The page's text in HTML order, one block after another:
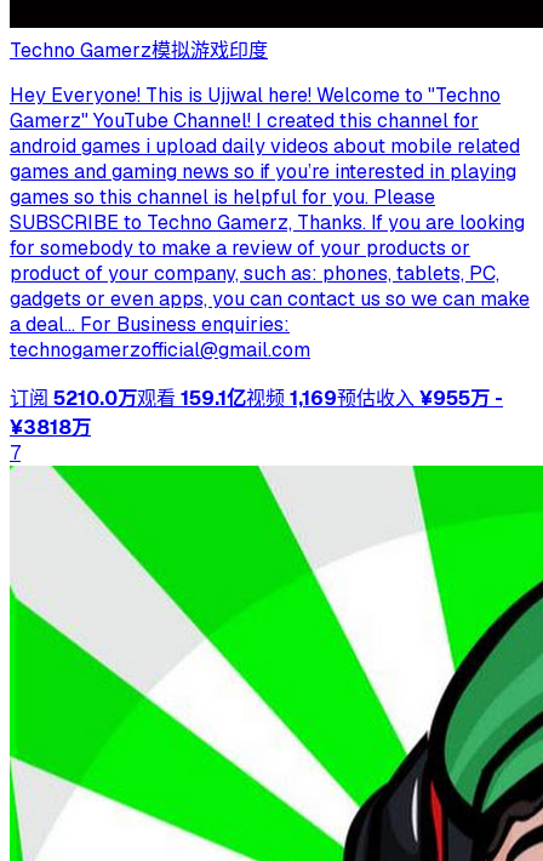
Techno Gamerz模拟游戏印度
Hey Everyone! This is Ujjwal here! Welcome to "Techno
Gamerz" YouTube Channel! I created this channel for
android games i upload daily videos about mobile related
games and gaming news so if you’re interested in playing
games so this channel is helpful for you. Please
SUBSCRIBE to Techno Gamerz, Thanks. If you are looking
for somebody to make a review of your products or
product of your company, such as: phones, tablets, PC,
gadgets or even apps, you can contact us so we can make
a deal... For Business enquiries:
technogamerzofficial@gmail.com
订阅 5210.0万观看 159.1亿视频1,169预估收入¥955万 -
¥3818万
7